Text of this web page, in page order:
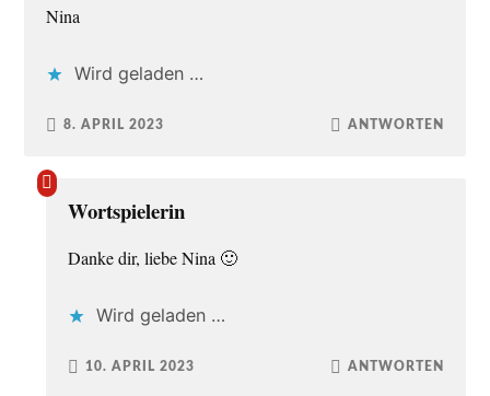
Nina
Wird geladen …
8. APRIL 2023 ANTWORTEN
Wortspielerin
Danke dir, liebe Nina 🙂
Wird geladen …
10. APRIL 2023 ANTWORTEN